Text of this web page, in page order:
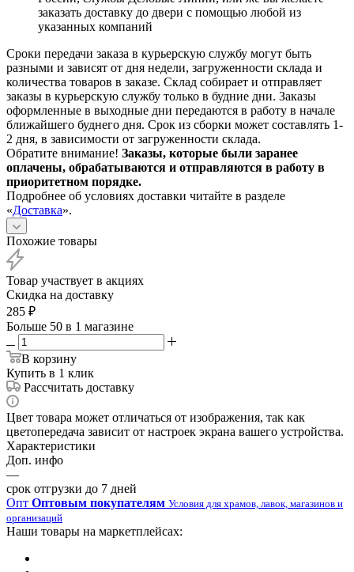
заказать доставку до двери с помощью любой из
указанных компаний
Сроки передачи заказа в курьерскую службу могут быть
разными и зависят от дня недели, загруженности склада и
количества товаров в заказе. Склад собирает и отправляет
заказы в курьерскую службу только в будние дни. Заказы
оформленные в выходные дни передаются в работу в начале
ближайшего буднего дня. Срок из сборки может составлять 1-
2 дня, в зависимости от загруженности склада.
Обратите внимание! Заказы, которые были заранее
оплачены, обрабатываются и отправляются в работу в
приоритетном порядке.
Подробнее об условиях доставки читайте в разделе
«Доставка».
Похожие товары
Товар участвует в акциях
Скидка на доставку
285 ₽
Больше 50 в 1 магазине
В корзину
Купить в 1 клик
Рассчитать доставку
Цвет товара может отличаться от изображения, так как
цветопередача зависит от настроек экрана вашего устройства.
Характеристики
Доп. инфо
—
срок отгрузки до 7 дней
Опт Оптовым покупателям Условия для храмов, лавок, магазинов и
организаций
Наши товары на маркетплейсах: